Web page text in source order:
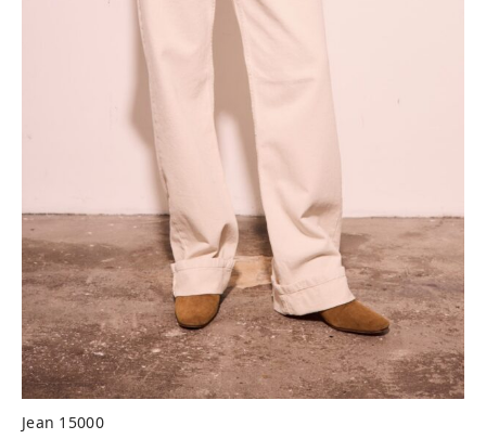
Jean 15000